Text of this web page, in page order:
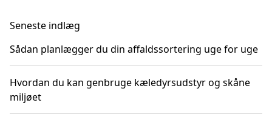
Seneste indlæg
Sådan planlægger du din affaldssortering uge for uge
Hvordan du kan genbruge kæledyrsudstyr og skåne
miljøet